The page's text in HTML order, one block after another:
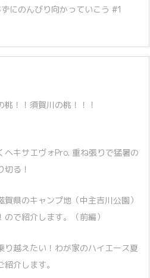
にのんびり向かっていこう #1
桃！！須賀川の桃！！！
ヘキサエヴォPro. 重ね張りで猛暑の
る！
賀県のキャンプ地（中主吉川公園）
ので紹介します。（前編）
り越えたい！わが家のハイエース夏
介します。